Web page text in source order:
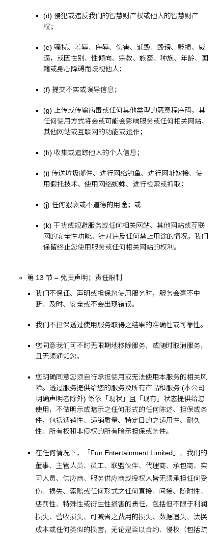
(d) 侵犯或违反我们的智慧财产权或他人的智慧财产
权；
(e) 骚扰、羞辱、侮辱、伤害、诋毁、毁谤、贬损、威
逼，或因性别、性倾向、宗教、族裔、种族、年龄、国
籍或身心障碍而歧视他人；
(f) 提交不实或误导信息；
(g) 上传或传输病毒或任何其他类型的恶意程序码，其
任何使用方式将会或可能会影响服务或任何相关网站、
其他网站或互联网的功能或运作；
(h) 收集或追踪他人的个人信息；
(i) 传送垃圾邮件、进行网络钓鱼、进行网址嫁接、使
用假托技术、使用网络蜘蛛、进行检索或抓取；
(j) 任何猥亵或不道德的用途；或
(k) 干扰或规避服务或任何相关网站、其他网站或互联
网的安全性功能。针对违反任何禁止用途的情况，我们
保留终止您使用服务或任何相关网站的权利。
第 13 节 – 免责声明；责任限制
我们不保证、声明或担保您使用服务时，服务会毫不中
断、及时、安全或不会出现错误。
我们不担保透过使用服务取得之结果的准确性或可靠性。
您同意我们可不时无限期地移除服务，或随时取消服务，
且无须通知您。
您明确同意您须自行承担使用或无法使用本服务的相关风
险。透过服务提供给您的服务及所有产品和服务 (本公司
明确声明者除外) 係依「现状」且「现有」状态提供给您
使用，不做明示或暗示之任何形式的任何陈述、担保或条
件，包括适销性、适销质量、特定目的之适用性、耐久
性、所有权和非侵权的所有暗示担保或条件。
在任何情况下，「Fun Entertainment Limited」、我们的
董事、主管人员、员工、联盟伙伴、代理商、承包商、实
习人员、供应商、服务供应商或授权人皆无须承担任何受
伤、损失、索赔或任何形式之任何直接、间接、随附性、
惩罚性、特殊性或衍生性损害的责任，包括但不限于利润
损失、营收损失、可减省之费用的损失、数据遗失、汰换
成本或任何类似的损害，无论是否以合约、侵权（包括疏